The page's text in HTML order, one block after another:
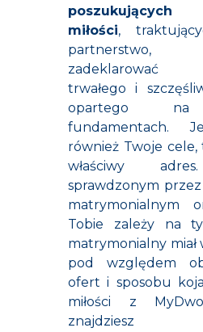
poszukujących
miłości,
partnerstwo,
zadeklarować
trwałego i
opartego na
fundamentach.
również Twoje cele,
właściwy
sprawdzonym
matrymonialnym
Tobie zależy na
matrymonialny miał
pod względem
ofert i sposobu
miłości z